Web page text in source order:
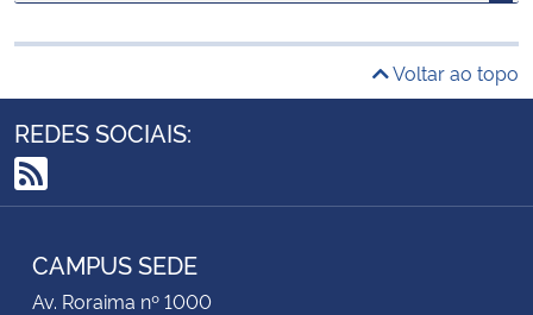
Voltar ao topo
REDES SOCIAIS:
RSS
CAMPUS SEDE
Av. Roraima nº 1000